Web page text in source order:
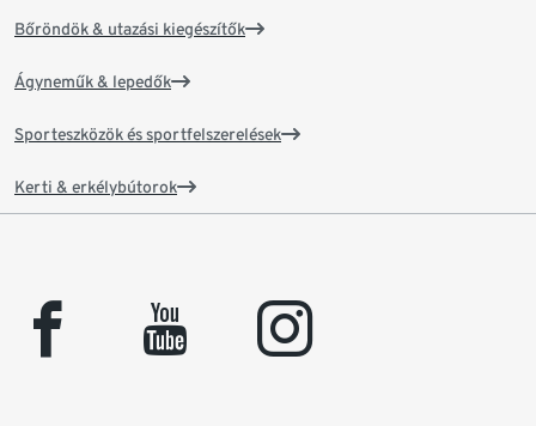
Bőröndök & utazási kiegészítők
Ágyneműk & lepedők
Sporteszközök és sportfelszerelések
Kerti & erkélybútorok
facebook youtube instagram